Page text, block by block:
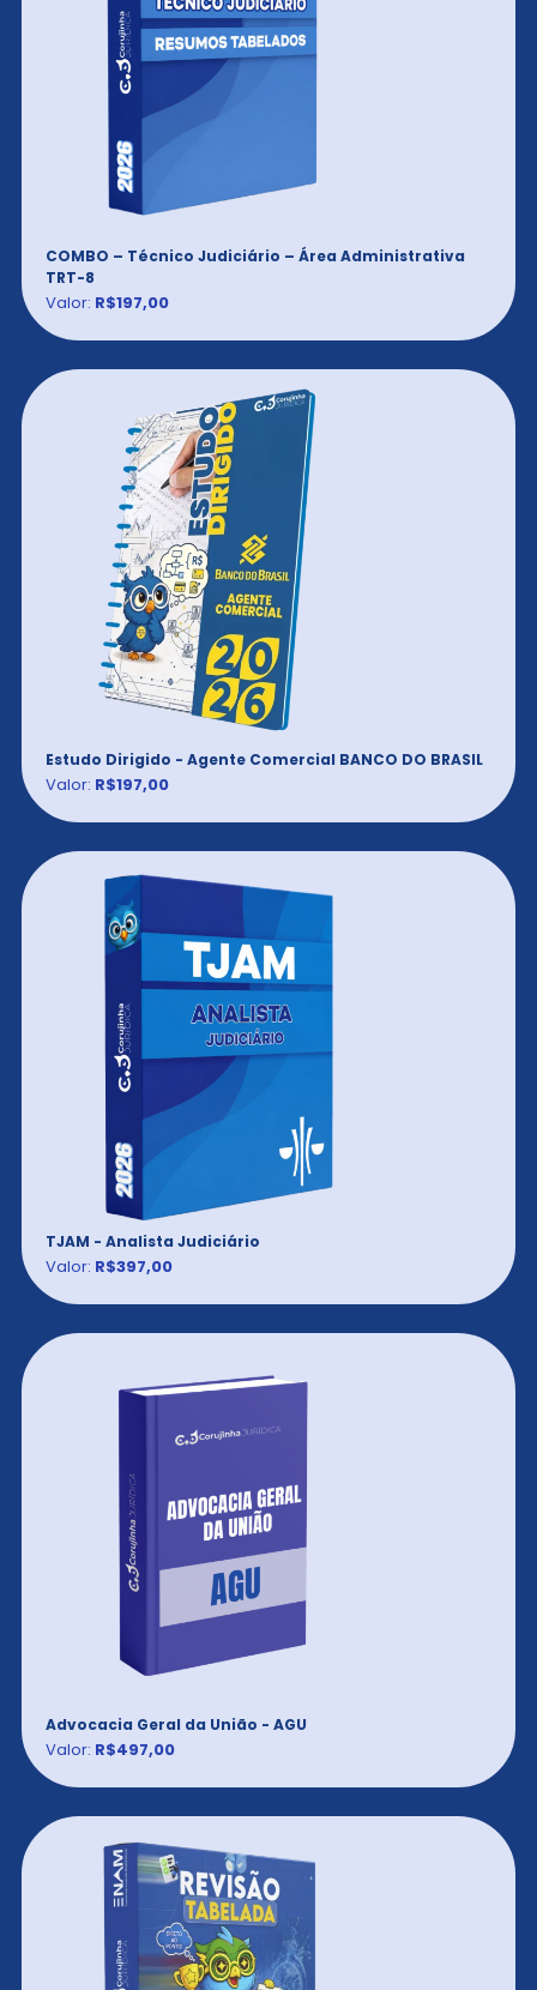
COMBO – Técnico Judiciário – Área Administrativa
TRT-8
Valor: R$197,00
Estudo Dirigido - Agente Comercial BANCO DO BRASIL
Valor: R$197,00
TJAM - Analista Judiciário
Valor: R$397,00
Advocacia Geral da União - AGU
Valor: R$497,00